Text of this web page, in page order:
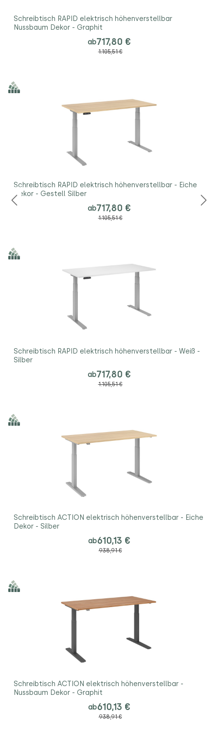
Schreibtisch RAPID elektrisch höhenverstellbar
Nussbaum Dekor - Graphit
ab717,80 €
1.105,51 €
Schreibtisch RAPID elektrisch höhenverstellbar - Eiche
Dekor - Gestell Silber
ab717,80 €
1.105,51 €
Schreibtisch RAPID elektrisch höhenverstellbar - Weiß -
Silber
ab717,80 €
1.105,51 €
Schreibtisch ACTION elektrisch höhenverstellbar - Eiche
Dekor - Silber
ab610,13 €
938,91 €
Schreibtisch ACTION elektrisch höhenverstellbar -
Nussbaum Dekor - Graphit
ab610,13 €
938,91 €